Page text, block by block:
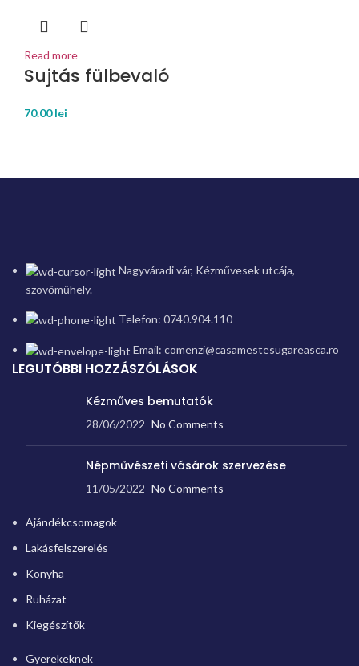
Read more
Sujtás fülbevaló
70.00lei
Nagyváradi vár, Kézművesek utcája,
szövőműhely.
Telefon: 0740.904.110
Email: comenzi@casamestesugareasca.ro
LEGUTÓBBI HOZZÁSZÓLÁSOK
Kézműves bemutatók
28/06/2022 No Comments
Népművészeti vásárok szervezése
11/05/2022 No Comments
Ajándékcsomagok
Lakásfelszerelés
Konyha
Ruházat
Kiegészítők
Gyerekeknek